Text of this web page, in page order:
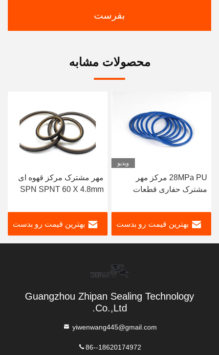
بفرست
محصولات مشابه
ویدیو
28MPa PU مرکز مهر
مشترک حفاری قطعات
بهترین قیمت رو بدست
مهر مشترک مرکز قهوه ای
SPN SPNT 60 X 4.8mm
حفاری
بهترین قیمت رو بدست
Guangzhou Zhipan Sealing Technology
Co.,Ltd.
yiwenwang445@gmail.com
86--18620174972